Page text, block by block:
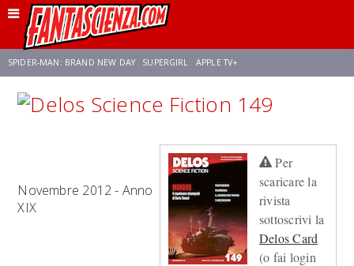
SPIDER-MAN: BRAND NEW DAY SUPERGIRL APPLE TV+
FRANCO RICCIARDIELLO ZENDAYA STAR TREK AVENGERS: DOOMSDAY
STAR TREK: STRANGE NEW WORLDS
Per
scaricare la
rivista
sottoscrivi la
Delos Card
(o fai login
Novembre 2012 - Anno
XIX